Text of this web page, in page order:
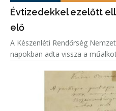
Évtizedekkel ezelőtt
elő
A Készenléti Rendőrség
napokban adta vissza a